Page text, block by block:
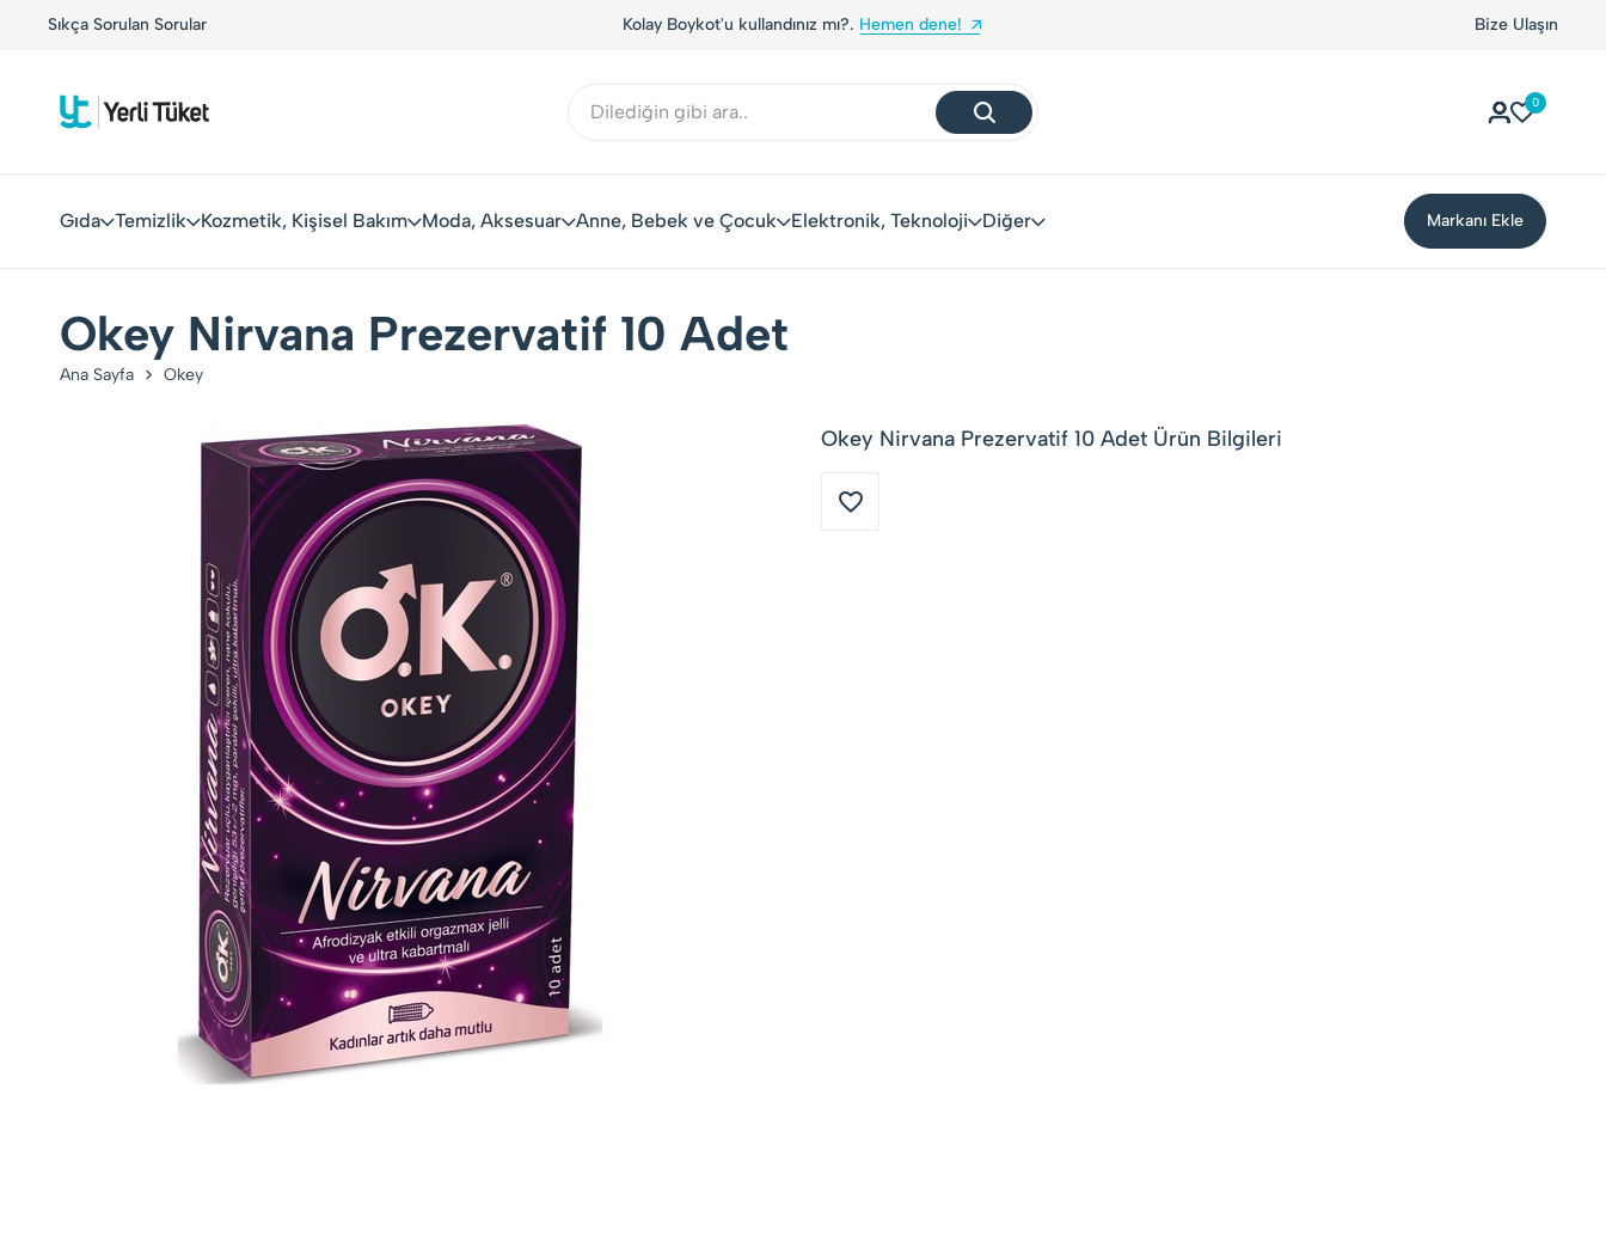
Sıkça Sorulan Sorular
Yerli Tüketiciler, Yerli Markalarla Buluşuyor! Kolay Boykot'u kullandınız mı?.Hemen dene! Yerli Tüketiciler, Yerli Markalarla Buluşuyor! Kolay Boykot'u
Bize Ulaşın
0
Gıda Temizlik Kozmetik, Kişisel Bakım Moda, Aksesuar Anne, Bebek ve Çocuk Elektronik, Teknoloji Diğer Markanı Ekle
Okey Nirvana Prezervatif 10 Adet
Ana Sayfa Okey
Okey Nirvana Prezervatif 10 Adet Ürün Bilgileri